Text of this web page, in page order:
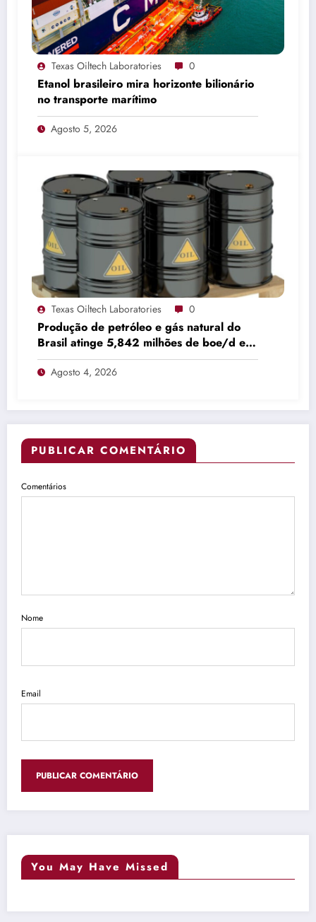
Texas Oiltech Laboratories 0
Etanol brasileiro mira horizonte bilionário
no transporte marítimo
Agosto 5, 2026
Texas Oiltech Laboratories 0
Produção de petróleo e gás natural do
Brasil atinge 5,842 milhões de boe/d em
junho
Agosto 4, 2026
PUBLICAR COMENTÁRIO
Comentários
Nome
Email
You May Have Missed